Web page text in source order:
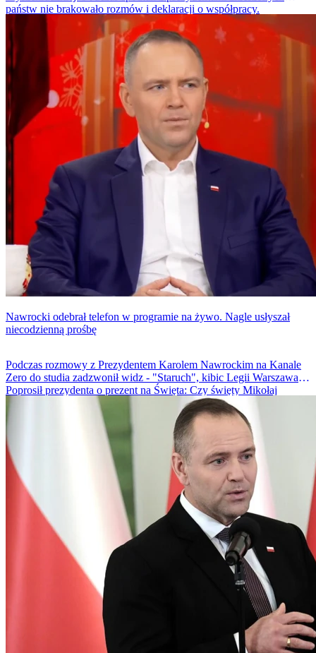
państw nie brakowało rozmów i deklaracji o współpracy.
Podsumowujący wizytę wpis głowy naszego państwa rozpętał
jednak w internecie prawdziwą burzę.
Nawrocki odebrał telefon w programie na żywo. Nagle usłyszał
niecodzienną prośbę
Podczas rozmowy z Prezydentem Karolem Nawrockim na Kanale
Zero do studia zadzwonił widz - "Staruch", kibic Legii Warszawa.
Poprosił prezydenta o prezent na Święta: Czy święty Mikołaj
przyniesie mi ułaskawienie w tym roku?